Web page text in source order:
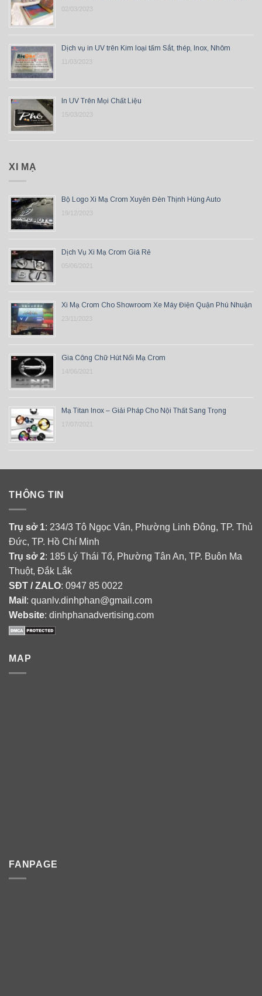
02/03/2023
Dịch vụ in UV trên Kim loại tấm Sắt, thép, Inox, Nhôm
11/03/2023
In UV Trên Mọi Chất Liệu
15/03/2023
XI MẠ
Bộ Logo Xi Mạ Crom Xuyên Đèn Thịnh Hùng Auto
19/12/2023
Dịch Vụ Xi Mạ Crom Giá Rẻ
05/06/2021
Xi Mạ Crom Cho Showroom Xe Máy Điện Quận Phú Nhuận
23/11/2023
Gia Công Chữ Hút Nổi Mạ Crom
14/06/2021
Mạ Titan Inox – Giải Pháp Cho Nội Thất Sang Trọng
17/07/2021
THÔNG TIN
Trụ sở 1: 234/3 Tô Ngọc Vân, Phường Linh Đông, TP. Thủ
Đức, TP. Hồ Chí Minh
Trụ sở 2: 185 Lý Thái Tổ, Phường Tân An, TP. Buôn Ma
Thuột, Đắk Lắk
SĐT / ZALO: 0947 85 0022
Mail : quanlv.dinhphan@gmail.com
Website: dinhphanadvertising.com
MAP
FANPAGE